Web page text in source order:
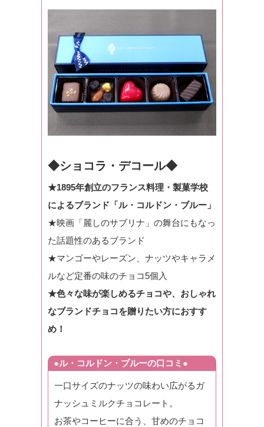
◆ショコラ・デコール◆
★1895年創立のフランス料理・製菓学校
によるブランド「ル・コルドン・ブルー」
★映画「麗しのサブリナ」の舞台にもなっ
た話題性のあるブランド
★マンゴーやレーズン、ナッツやキャラメ
ルなど定番の味のチョコ5個入
★色々な味が楽しめるチョコや、おしゃれ
なブランドチョコを贈りたい方におすす
め！
●ル・コルドン・ブルーの口コミ●
一口サイズのナッツの味わい広がるガ
ナッシュミルクチョコレート。
お茶やコーヒーに合う、甘めのチョコ